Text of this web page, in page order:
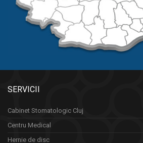
SERVICII
Cabinet Stomatologic Cluj
Centru Medical
Hernie de disc